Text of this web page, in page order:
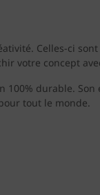
Celles-ci
votre concept
durable.
tout le monde.